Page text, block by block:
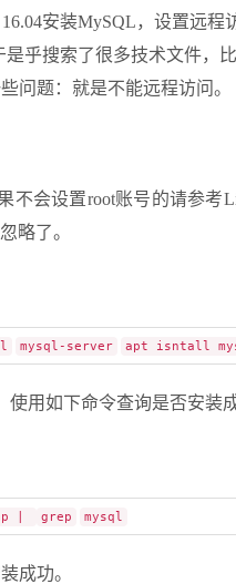
16.04安装MySQL，设置远
是乎搜索了很多技术文件，
问题：就是不能远程访问。
不会设置root账号的请参
略了。
mysql-server apt isntall
用如下命令查询是否安装成
| grep mysql
成功。